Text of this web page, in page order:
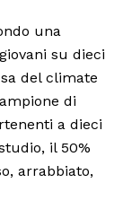
una
su dieci
del climate
di
a dieci
il 50%
arrabbiato,